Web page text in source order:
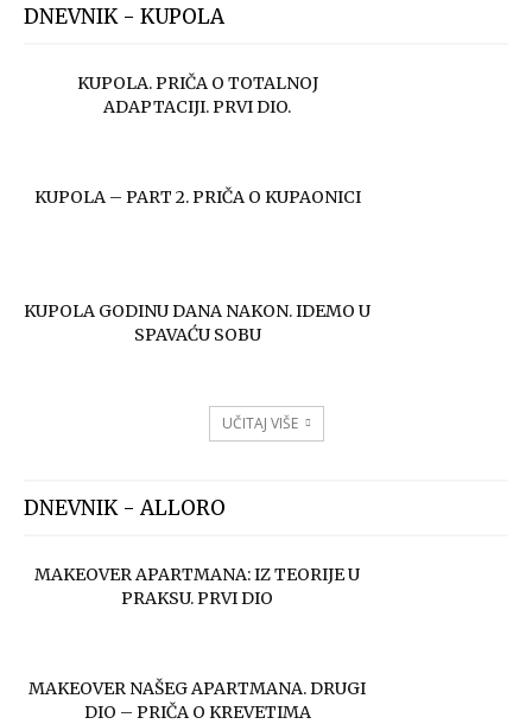
DNEVNIK - KUPOLA
KUPOLA. PRIČA O TOTALNOJ
ADAPTACIJI. PRVI DIO.
KUPOLA – PART 2. PRIČA O KUPAONICI
KUPOLA GODINU DANA NAKON. IDEMO U
SPAVAĆU SOBU
UČITAJ VIŠE
DNEVNIK - ALLORO
MAKEOVER APARTMANA: IZ TEORIJE U
PRAKSU. PRVI DIO
MAKEOVER NAŠEG APARTMANA. DRUGI
DIO – PRIČA O KREVETIMA